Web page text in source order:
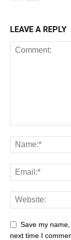
LEAVE A REPLY
Save my
next time I